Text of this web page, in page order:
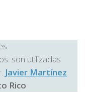
son utilizadas
Javier Martínez
Rico